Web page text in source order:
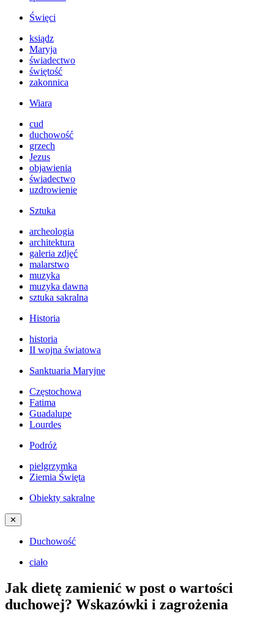
Święci
ksiądz
Maryja
świadectwo
świętość
zakonnica
Wiara
cud
duchowość
grzech
Jezus
objawienia
świadectwo
uzdrowienie
Sztuka
archeologia
architektura
galeria zdjęć
malarstwo
muzyka
muzyka dawna
sztuka sakralna
Historia
historia
II wojna światowa
Sanktuaria Maryjne
Częstochowa
Fatima
Guadalupe
Lourdes
Podróż
pielgrzymka
Ziemia Święta
Obiekty sakralne
✕
Duchowość
ciało
Jak dietę zamienić w post o wartości
duchowej? Wskazówki i zagrożenia